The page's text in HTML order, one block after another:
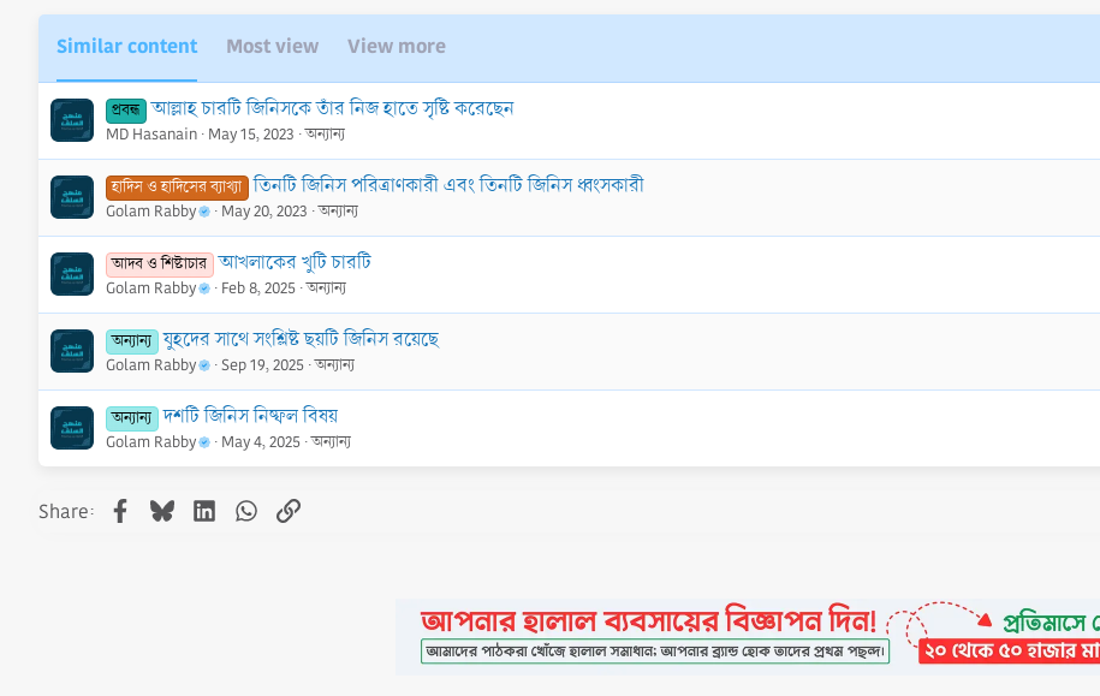
Similar content Most view View more
প্রবন্ধ আল্লাহ চারটি জিনিসকে তাঁর নিজ হাতে সৃষ্টি করেছেন
MD Hasanain May 15, 2023 অন্যান্য
হাদিস ও হাদিসের ব্যাখ্যা তিনটি জিনিস পরিত্রাণকারী এবং তিনটি জিনিস ধ্বংসকারী
Golam Rabby May 20, 2023 অন্যান্য
আদব ও শিষ্টাচার আখলাকের খুটি চারটি
Golam Rabby Feb 8, 2025 অন্যান্য
অন্যান্য যুহদের সাথে সংশ্লিষ্ট ছয়টি জিনিস রয়েছে
Golam Rabby Sep 19, 2025 অন্যান্য
অন্যান্য দশটি জিনিস নিষ্ফল বিষয়
Golam Rabby May 4, 2025 অন্যান্য
Share: Facebook
BlueskyLinkedInWhatsApp
Link